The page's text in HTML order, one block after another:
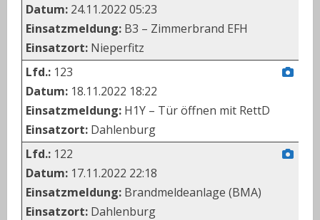
Datum: 24.11.2022 05:23
Einsatzmeldung: B3 – Zimmerbrand EFH
Einsatzort: Nieperfitz
Lfd.: 123
Datum: 18.11.2022 18:22
Einsatzmeldung: H1Y – Tür öffnen mit RettD
Einsatzort: Dahlenburg
Lfd.: 122
Datum: 17.11.2022 22:18
Einsatzmeldung: Brandmeldeanlage (BMA)
Einsatzort: Dahlenburg